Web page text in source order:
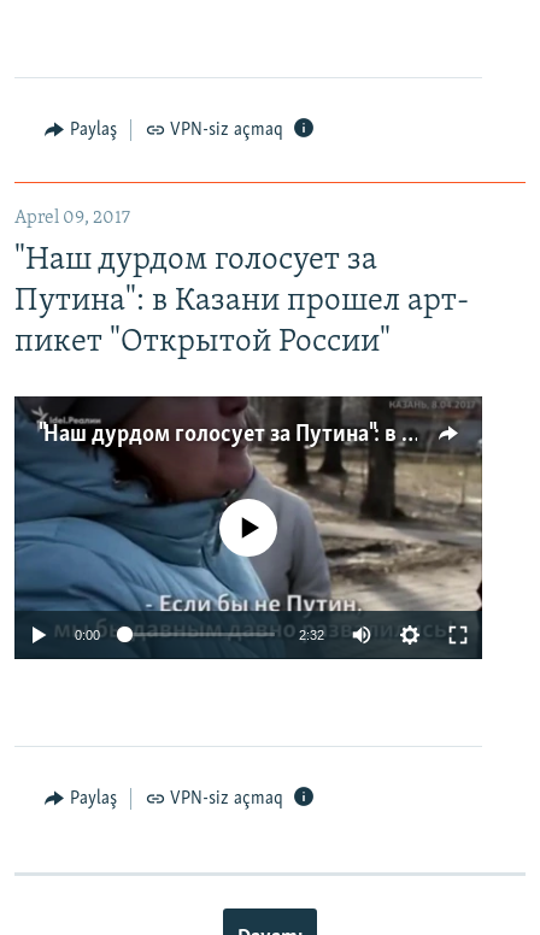
Paylaş VPN-siz açmaq
Aprel 09, 2017
"Наш дурдом голосует за
Путина": в Казани прошел арт-
пикет "Открытой России"
"Наш дурдом голосует за Путина": в Казани прошел арт-пикет "Открытой России"
No media source currently available
0:00 2:32
Paylaş VPN-siz açmaq